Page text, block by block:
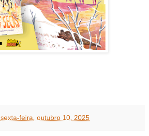
sexta-feira, outubro 10, 2025